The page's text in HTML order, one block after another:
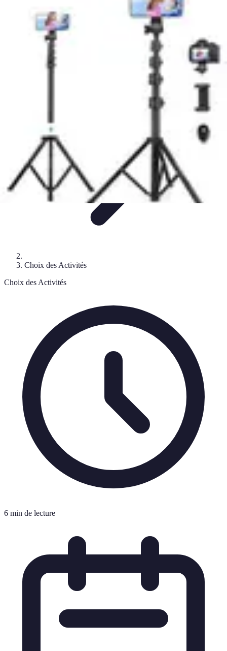
Techniques et Conseils
Activités AériennesGuide
Sécurité et Préparation
Sensations Aériennes
Choix des Activités
Choix des Activités
6 min de lecture